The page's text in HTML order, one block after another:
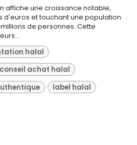
affiche une croissance notable,
d'euros et touchant une population
de personnes. Cette
halal
conseil achat halal
label halal